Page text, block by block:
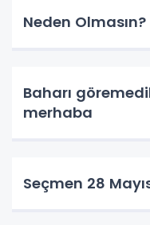
Neden Olmasın?
Baharı
merhaba
Seçmen 28